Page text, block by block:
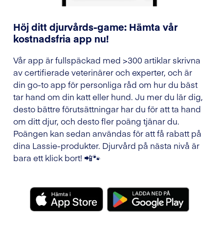
Höj ditt djurvårds-game: Hämta vår
kostnadsfria app nu!
Vår app är fullspäckad med >300 artiklar skrivna
av certifierade veterinärer och experter, och är
din go-to app för personliga råd om hur du bäst
tar hand om din katt eller hund. Ju mer du lär dig,
desto bättre förutsättningar har du för att ta hand
om ditt djur, och desto fler poäng tjänar du.
Poängen kan sedan användas för att få rabatt på
dina Lassie-produkter. Djurvård på nästa nivå är
bara ett klick bort! 📲🐾